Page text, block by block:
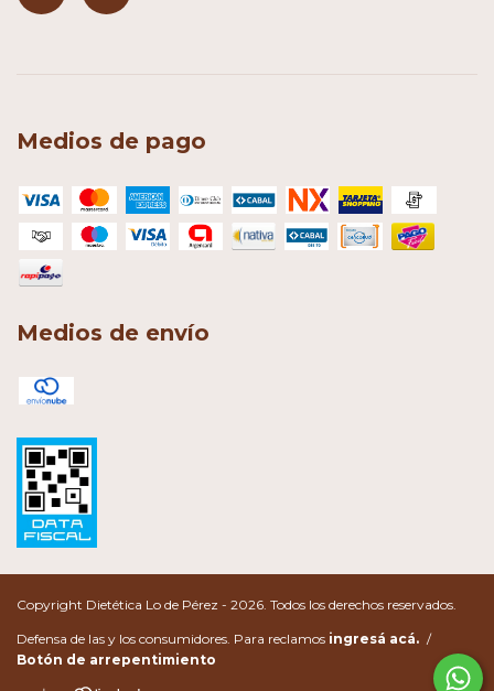
Medios de pago
Medios de envío
Copyright Dietética Lo de Pérez - 2026. Todos los derechos reservados.
Defensa de las y los consumidores. Para reclamos ingresá acá. /
Botón de arrepentimiento